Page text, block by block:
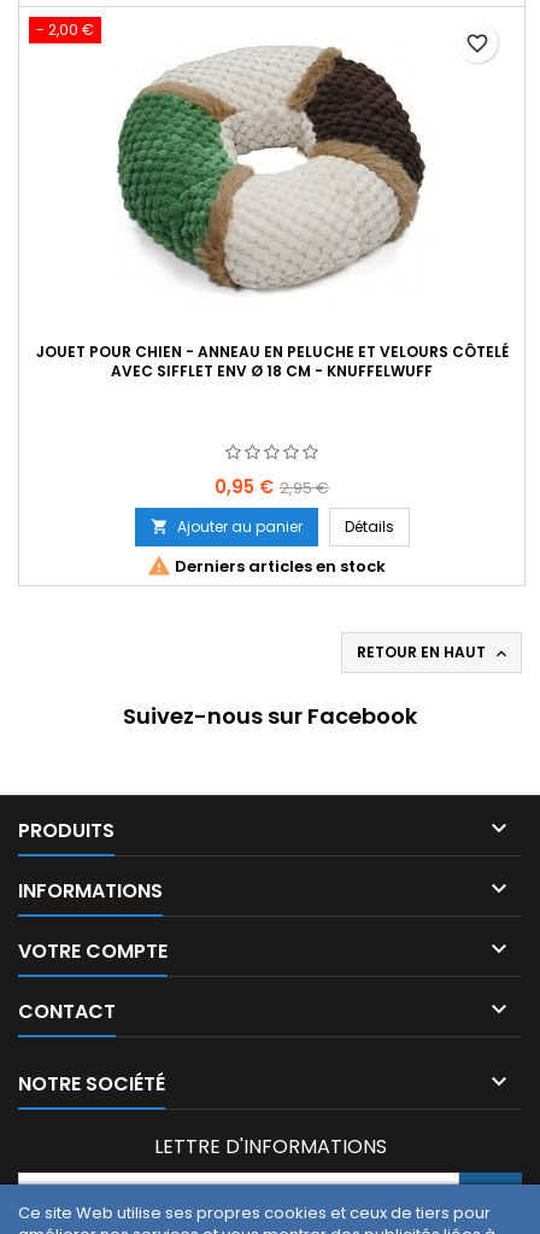
- 2,00 €
JOUET POUR CHIEN - ANNEAU EN PELUCHE ET VELOURS CÔTELÉ
AVEC SIFFLET ENV Ø 18 CM - KNUFFELWUFF
Prix
0,95 € Prix
de
base
2,95 €
 Ajouter au panier Détails
 Derniers articles en stock
favorite_border
RETOUR EN HAUT 
Suivez-nous sur Facebook
PRODUITS 
INFORMATIONS 
VOTRE COMPTE 
CONTACT 
Ce site Web utilise ses propres cookies et ceux de tiers pour
NOTRE SOCIÉTÉ 
LETTRE D'INFORMATIONS